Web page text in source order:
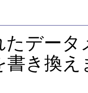
たデー
書き換え